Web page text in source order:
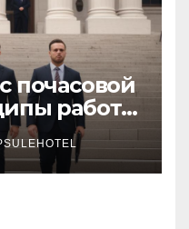
почасовой
работы